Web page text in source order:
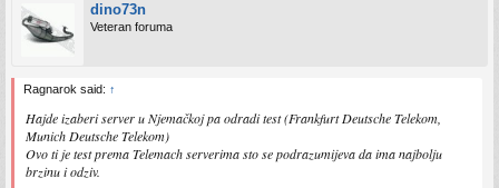
dino73n
Veteran foruma
Ragnarok said: ↑
Hajde izaberi server u Njemačkoj pa odradi test (Frankfurt Deutsche Telekom,
Munich Deutsche Telekom)
Ovo ti je test prema Telemach serverima sto se podrazumijeva da ima najbolju
brzinu i odziv.